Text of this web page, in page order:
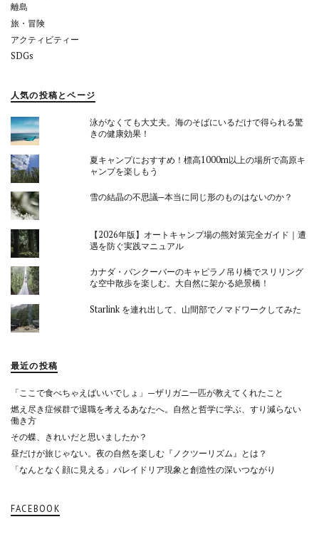
離島
旅・冒険
アクティビティー
SDGs
人気の投稿とページ
泳がなくても大丈夫。海のそばにいるだけで得られる驚
きの健康効果！
夏キャンプにおすすめ！標高1000m以上の場所で高原キ
ャンプを楽しもう
雪の結晶の不思議─本当に同じ形のものはないのか？
【2026年版】オートキャンプ場の熊対策完全ガイド｜遭
遇を防ぐ実践マニュアル
カナダ・バンクーバーのキャピラノ吊り橋でスリリング
な空中散歩を楽しむ。大自然に架かる絶景橋！
Starlink を連れ出して、山間部でノマドワークしてみた
最近の投稿
「ここで食べちゃえばいいでしょ」—ザリガニ一匹が教えてくれたこと
燃え尽き症候群で退職を考えるあなたへ。自然と哲学に学ぶ、すり減らない
働き方
その蝶、きれいだと思いましたか？
昼だけが旅じゃない。夜の自然を楽しむ『ノクツーリズム』とは？
「なんとなく顔に見える」パレイドリア現象と創造性の深いつながり
FACEBOOK